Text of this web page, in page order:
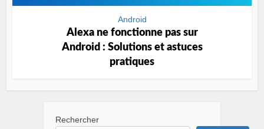
Android
Alexa ne fonctionne pas sur
Android : Solutions et astuces
pratiques
Rechercher